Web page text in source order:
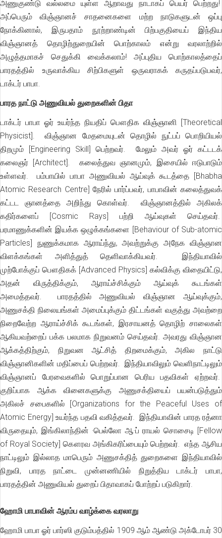
அணுகுண்டு வல்லமை யுள்ள ஆறாவது நாடாகப் பெயர் பெற்றது!
அப்பெரும் விஞ்ஞானச் சாதனைகளை மற்ற நாடுகளுடன் ஒப்பு
நோக்கினால், இருபதாம் நூற்றாண்டின் பிற்பகுதியைப் இந்திய
விஞ்ஞானத் தொழிற்துறையின் பொற்காலம் என்று வரலாற்றில்
அழுத்தமாகச் செதுக்கி வைக்கலாம்! அப்புதிய பொற்காலத்தைப்
பாரதத்தில் உருவாக்கிய சிற்பிகளுள் ஒருவராகக் கருதப்படுபவர்,
டாக்டர் பாபா.
பாரத நாட்டு அணுவியல் துறைகளின் பிதா
டாக்டர் பாபா ஓர் உயர்ந்த நியதிப் பௌதிக விஞ்ஞானி [Theoretical
Physicist]. விஞ்ஞான மேதமையுடன் தொழில் நுட்பப் பொறியியல்
திறமும் [Engineering Skill] பெற்றவர். மேலும் அவர் ஓர் கட்டடக்
கலைஞர் [Architect]. கலைத்துவ ஞானமும், இசையில் ஈடுபாடும்
உள்ளவர். பம்பாயில் பாபா அணுவியல் ஆய்வுக் கூடத்தை [Bhabha
Atomic Research Centre] நேரில் பார்ப்பவர், பாபாவின் கலைத்துவக்
கட்டட ஞானத்தை அறிந்து கொள்வர். விஞ்ஞானத்தில் அகிலக்
கதிர்களைப் [Cosmic Rays] பற்றி ஆய்வுகள் செய்தவர்.
பரமாணுக்களின் இயக்க ஒழுக்கங்களை [Behaviour of Sub-atomic
Particles] நுணுக்கமாக ஆராய்ந்து, அவற்றுக்கு அநேக விஞ்ஞான
விளக்கங்கள் அளித்துத் தெளிவாக்கியவர். இந்தியாவில்
முற்போக்குப் பௌதிகக் [Advanced Physics] கல்விக்கு விதையிட்டு,
அதன் விருத்திக்கும், ஆராய்ச்சிக்கும் ஆய்வுக் கூடங்கள்
அமைத்தவர். பாரதத்தில் அணுவியல் விஞ்ஞான ஆய்வுக்கும்,
அணுசக்தி நிலையங்கள் அமைப்புக்கும் திட்டங்கள் வகுத்து அவற்றை
நிறைவேற்ற ஆராய்ச்சிக் கூடங்கள், இரசாயனத் தொழிற் சாலைகள்
ஆகியவற்றைப் பக்க பலமாக நிறுவனம் செய்தவர். அவரது விஞ்ஞான
ஆக்கத்திற்கும், நிறுவன ஆட்சித் திறமைக்கும், அகில நாட்டு
விஞ்ஞானிகளின் மதிப்பைப் பெற்றவர். இந்தியாவிலும் வெளிநாட்டிலும்
விஞ்ஞானப் பேரவைகளில் பொறுப்பான பெரிய பதவிகள் ஏற்றவர்.
குறிப்பாக ஆக்க வினைகளுக்கு அணுசக்தியைப் பயன்படுத்தும்
அகிலச் சபைகளில் [Organizations for the Peaceful Uses of
Atomic Energy] உயர்ந்த பதவி வகித்தவர். இந்தியாவின் பாரத ரத்னா
விருதையும், இங்கிலாந்தின் ·பெல்லோ ஆ·ப் ராயல் சொசைடி [Fellow
of Royal Society] கௌரவ அங்கிகரிப்பையும் பெற்றவர். எந்த ஆசிய
நாட்டிலும் இல்லாத மாபெரும் அணுசக்தித் துறைகளை இந்தியாவில்
நிறுவி, பாரத நாட்டை முன்னணியில் நிறுத்திய டாக்டர் பாபா,
பாரதத்தின் அணுவியல் துறைப் பிதாவாகப் போற்றப் படுகிறார்.
ஹோமி பாபாவின் ஆரம்ப வாழ்க்கை வரலாறு
ஹோமி பாபா ஓர் பார்ஸி குடும்பத்தில் 1909 ஆம் ஆண்டு அக்டோபர் 30